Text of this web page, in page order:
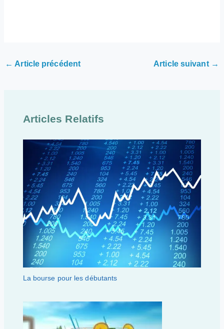
← Article précédent Article suivant →
Articles Relatifs
La bourse pour les débutants